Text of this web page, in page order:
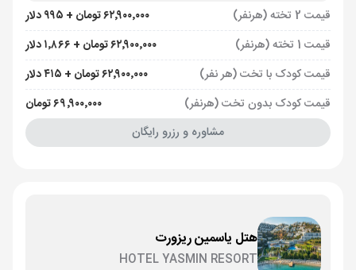
قیمت 2 تخته (هرنفر)
۶۲٬۹۰۰٬۰۰۰ تومان + ۹۹۵ دلار
قیمت 1 تخته (هرنفر)
۶۲٬۹۰۰٬۰۰۰ تومان + ۱٬۸۶۶ دلار
قیمت کودک با تخت (هر نفر)
۶۲٬۹۰۰٬۰۰۰ تومان + ۴۱۵ دلار
قیمت کودک بدون تخت (هرنفر)
۶۹٬۹۰۰٬۰۰۰ تومان
مشاوره و رزرو رایگان
هتل یاسمین ریزورت
HOTEL YASMIN RESORT